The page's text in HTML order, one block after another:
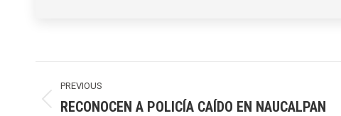
navigation
PREVIOUS
Previous
RECONOCEN A POLICÍA CAÍDO EN NAUCALPAN